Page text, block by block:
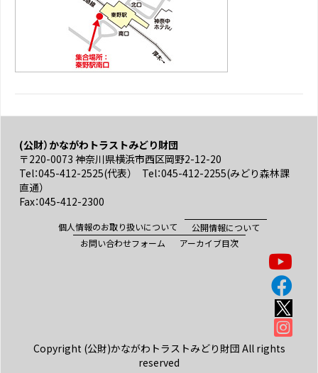
(公財）かながわトラストみどり財団
〒220-0073 神奈川県横浜市西区岡野2-12-20
Tel：045-412-2525(代表） Tel：045-412-2255(みどり森林課
直通）
Fax：045-412-2300
個人情報のお取り扱いについて
公開情報について
お問い合わせフォーム
アーカイブ目次
Copyright (公財)かながわトラストみどり財団 All rights
reserved